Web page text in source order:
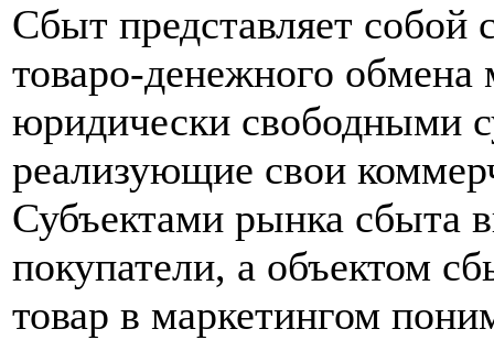
Cбыт представляет
товаро-денежного
юридически свободными
реализующие свои
Субъектами рынка сбыта
покупатели, а объектом
товар в маркетингом